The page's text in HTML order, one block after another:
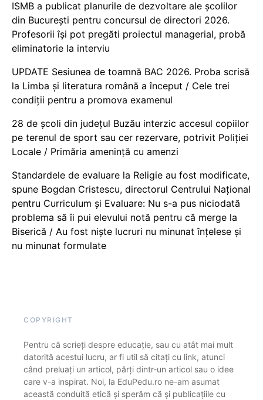
ISMB a publicat planurile de dezvoltare ale școlilor
din București pentru concursul de directori 2026.
Profesorii își pot pregăti proiectul managerial, probă
eliminatorie la interviu
UPDATE Sesiunea de toamnă BAC 2026. Proba scrisă
la Limba și literatura română a început / Cele trei
condiții pentru a promova examenul
28 de școli din județul Buzău interzic accesul copiilor
pe terenul de sport sau cer rezervare, potrivit Poliției
Locale / Primăria amenință cu amenzi
Standardele de evaluare la Religie au fost modificate,
spune Bogdan Cristescu, directorul Centrului Național
pentru Curriculum și Evaluare: Nu s-a pus niciodată
problema să îi pui elevului notă pentru că merge la
Biserică / Au fost niște lucruri nu minunat înțelese și
nu minunat formulate
COPYRIGHT
Pentru că scrieți despre educație, sau cu atât mai mult
datorită acestui lucru, ar fi util să citați cu link, atunci
când preluați un articol, părți dintr-un articol sau o idee
care v-a inspirat. Noi, la EduPedu.ro ne-am asumat
această conduită etică și sperăm că și publicațiile cu